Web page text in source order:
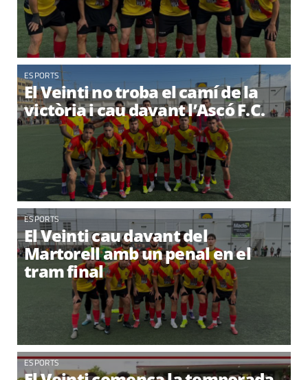
ESPORTS
El Veinti no troba el camí de la
victòria i cau davant l’Ascó F.C.
ESPORTS
El Veinti cau davant del
Martorell amb un penal en el
tram final
ESPORTS